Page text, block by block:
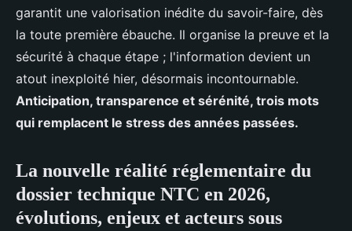
garantit une valorisation inédite du savoir-faire, dès
la toute première ébauche. Il organise la preuve et la
sécurité à chaque étape ; l'information devient un
atout inexploité hier, désormais incontournable.
Anticipation, transparence et sérénité, trois mots
qui remplacent le stress des années passées.
La nouvelle réalité réglementaire du
dossier technique NTC en 2026,
évolutions, enjeux et acteurs sous